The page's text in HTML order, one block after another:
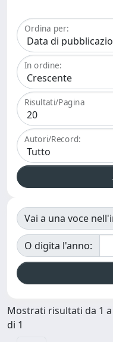
Ordina per:
In ordine:
Risultati/Pagina
Autori/Record:
Vai a una voce
O digita l'anno:
Mostrati risultati da 1 a
di 1